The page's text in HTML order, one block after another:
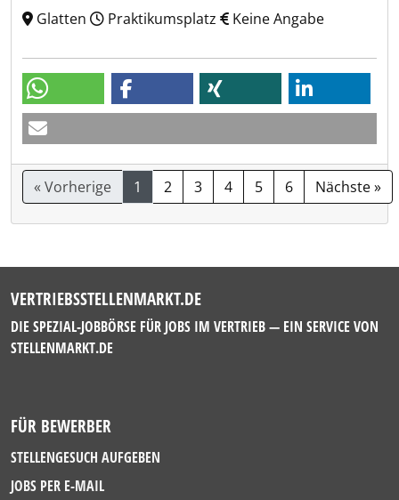
Glatten
Praktikumsplatz Keine Angabe
« Vorherige 1 2 3 4 5 6 Nächste »
VERTRIEBSSTELLENMARKT.DE
DIE SPEZIAL-JOBBÖRSE FÜR JOBS IM VERTRIEB — EIN SERVICE VON
STELLENMARKT.DE
FÜR BEWERBER
STELLENGESUCH AUFGEBEN
JOBS PER E-MAIL